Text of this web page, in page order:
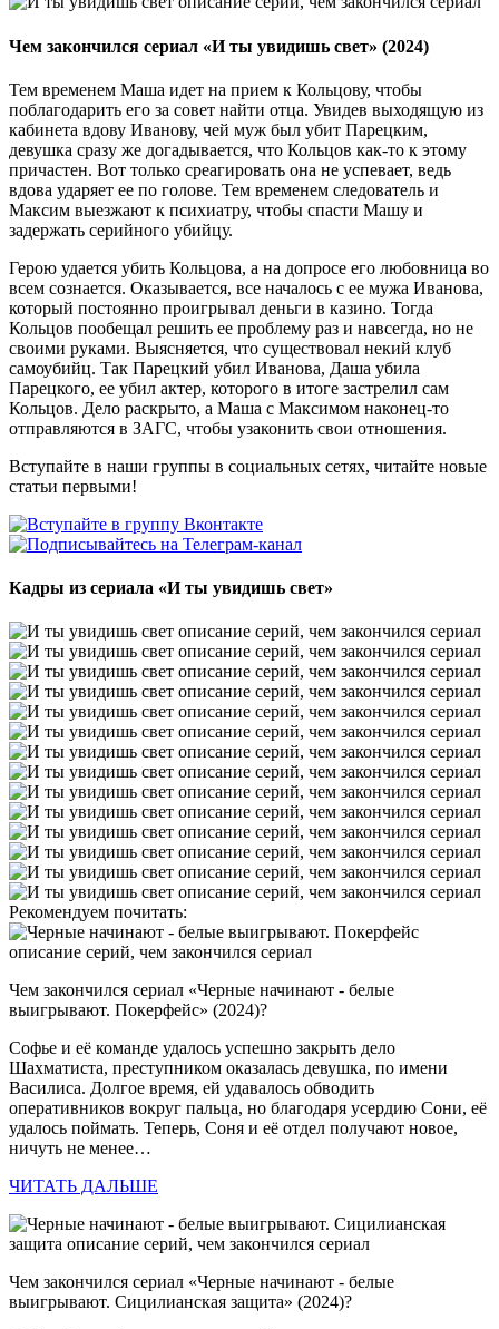
Чем закончился сериал «И ты увидишь свет» (2024)
Тем временем Маша идет на прием к Кольцову, чтобы
поблагодарить его за совет найти отца. Увидев выходящую из
кабинета вдову Иванову, чей муж был убит Парецким,
девушка сразу же догадывается, что Кольцов как-то к этому
причастен. Вот только среагировать она не успевает, ведь
вдова ударяет ее по голове. Тем временем следователь и
Максим выезжают к психиатру, чтобы спасти Машу и
задержать серийного убийцу.
Герою удается убить Кольцова, а на допросе его любовница во
всем сознается. Оказывается, все началось с ее мужа Иванова,
который постоянно проигрывал деньги в казино. Тогда
Кольцов пообещал решить ее проблему раз и навсегда, но не
своими руками. Выясняется, что существовал некий клуб
самоубийц. Так Парецкий убил Иванова, Даша убила
Парецкого, ее убил актер, которого в итоге застрелил сам
Кольцов. Дело раскрыто, а Маша с Максимом наконец-то
отправляются в ЗАГС, чтобы узаконить свои отношения.
Вступайте в наши группы в социальных сетях, читайте новые
статьи первыми!
Кадры из сериала «И ты увидишь свет»
Рекомендуем почитать:
Чем закончился сериал «Черные начинают - белые
выигрывают. Покерфейс» (2024)?
Софье и её команде удалось успешно закрыть дело
Шахматиста, преступником оказалась девушка, по имени
Василиса. Долгое время, ей удавалось обводить
оперативников вокруг пальца, но благодаря усердию Сони, её
удалось поймать. Теперь, Соня и её отдел получают новое,
ничуть не менее…
ЧИТАТЬ ДАЛЬШЕ
Чем закончился сериал «Черные начинают - белые
выигрывают. Сицилианская защита» (2024)?